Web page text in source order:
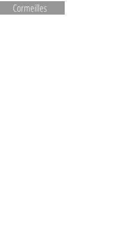
Cormeilles